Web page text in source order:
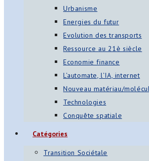
Urbanisme
Energies du futur
Evolution des transports
Ressource au 21è siècle
Economie finance
L’automate, l’IA, internet
Nouveau matériau/
Technologies
Conquête spatiale
Catégories
Transition Sociétale